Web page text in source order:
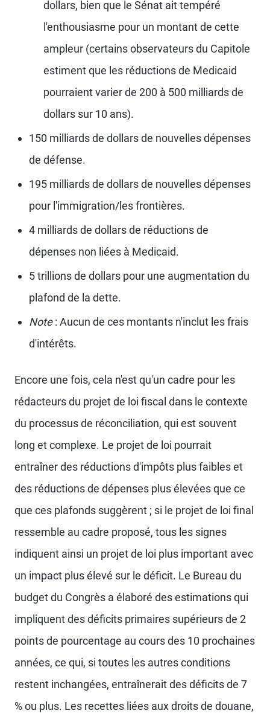
dollars, bien que le Sénat ait tempéré
l'enthousiasme pour un montant de cette
ampleur (certains observateurs du Capitole
estiment que les réductions de Medicaid
pourraient varier de 200 à 500 milliards de
dollars sur 10 ans).
150 milliards de dollars de nouvelles dépenses
de défense.
195 milliards de dollars de nouvelles dépenses
pour l'immigration/les frontières.
4 milliards de dollars de réductions de
dépenses non liées à Medicaid.
5 trillions de dollars pour une augmentation du
plafond de la dette.
Note: Aucun de ces montants n'inclut les frais
d'intérêts.
Encore une fois, cela n'est qu'un cadre pour les
rédacteurs du projet de loi fiscal dans le contexte
du processus de réconciliation, qui est souvent
long et complexe. Le projet de loi pourrait
entraîner des réductions d'impôts plus faibles et
des réductions de dépenses plus élevées que ce
que ces plafonds suggèrent ; si le projet de loi final
ressemble au cadre proposé, tous les signes
indiquent ainsi un projet de loi plus important avec
un impact plus élevé sur le déficit. Le Bureau du
budget du Congrès a élaboré des estimations qui
impliquent des déficits primaires supérieurs de 2
points de pourcentage au cours des 10 prochaines
années, ce qui, si toutes les autres conditions
restent inchangées, entraînerait des déficits de 7
% ou plus. Les recettes liées aux droits de douane,